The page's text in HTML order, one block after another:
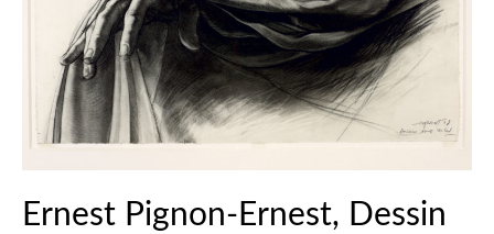
Ernest Pignon-Ernest, Dessin